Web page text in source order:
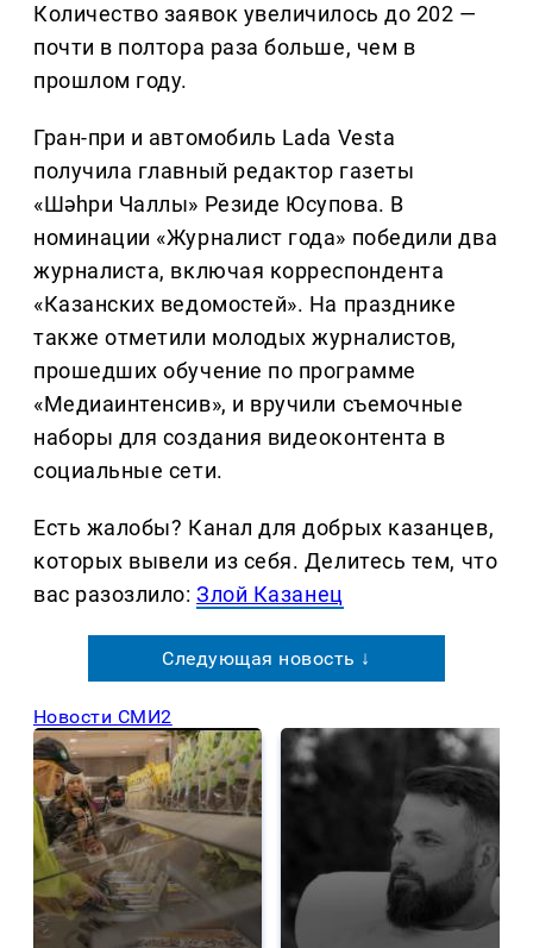
Количество заявок увеличилось до 202 —
почти в полтора раза больше, чем в
прошлом году.
Гран-при и автомобиль Lada Vesta
получила главный редактор газеты
«Шәһри Чаллы» Резиде Юсупова. В
номинации «Журналист года» победили два
журналиста, включая корреспондента
«Казанских ведомостей». На празднике
также отметили молодых журналистов,
прошедших обучение по программе
«Медиаинтенсив», и вручили съемочные
наборы для создания видеоконтента в
социальные сети.
Есть жалобы? Канал для добрых казанцев,
которых вывели из себя. Делитеcь тем, что
вас разозлило:Злой Казанец
Следующая новость ↓
Новости СМИ2